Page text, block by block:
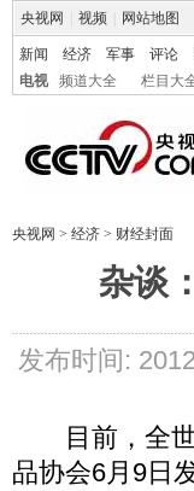
央视网 视频 网站地图
新闻 经济 军事 评论
电视
频道大全 栏目大
央视网 > 经济 > 财经封面
杂谈
发布时间:
目前，全世
品协会6月9日